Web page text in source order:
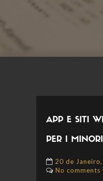
APP E SITI
PER I MINORI
20 de
No comments